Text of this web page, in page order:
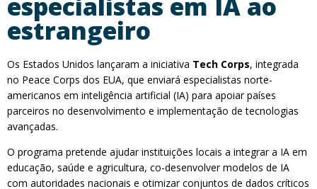
estrangeiro
Os Estados Unidos lançaram a iniciativa Tech Corps, integrada
no Peace Corps dos EUA, que enviará especialistas norte-
americanos em inteligência artificial (IA) para apoiar países
parceiros no desenvolvimento e implementação de tecnologias
avançadas.
O programa pretende ajudar instituições locais a integrar a IA em
educação, saúde e agricultura, co-desenvolver modelos de IA
com autoridades nacionais e otimizar conjuntos de dados críticos